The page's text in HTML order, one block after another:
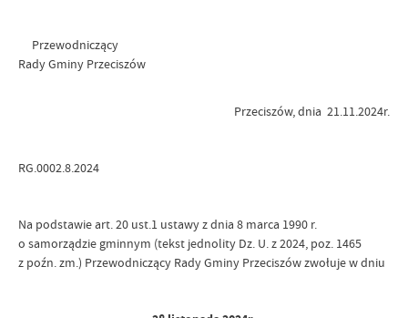
Przewodniczący
Rady Gminy Przeciszów
Przeciszów, dnia 21.11.2024r.
RG.0002.8.2024
Na podstawie art. 20 ust.1 ustawy z dnia 8 marca 1990 r.
o samorządzie gminnym (tekst jednolity Dz. U. z 2024, poz. 1465
z poźn. zm.) Przewodniczący Rady Gminy Przeciszów zwołuje w dniu